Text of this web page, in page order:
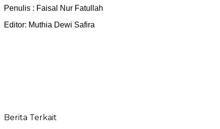
Penulis : Faisal Nur Fatullah
Editor: Muthia Dewi Safira
Berita Terkait